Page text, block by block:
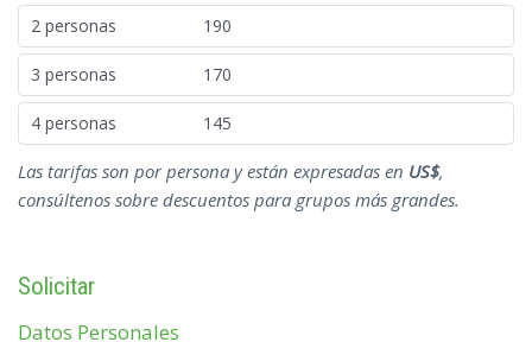
2 personas 190
3 personas 170
4 personas 145
Las tarifas son por persona y están expresadas en US$,
consúltenos sobre descuentos para grupos más grandes.
Solicitar
Datos Personales